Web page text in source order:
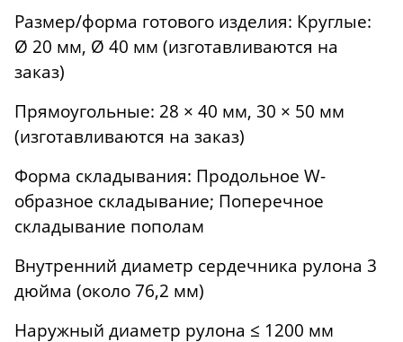
Размер/форма готового изделия: Круглые:
Ø 20 мм, Ø 40 мм (изготавливаются на
заказ)
Прямоугольные: 28 × 40 мм, 30 × 50 мм
(изготавливаются на заказ)
Форма складывания: Продольное W-
образное складывание; Поперечное
складывание пополам
Внутренний диаметр сердечника рулона 3
дюйма (около 76,2 мм)
Наружный диаметр рулона ≤ 1200 мм